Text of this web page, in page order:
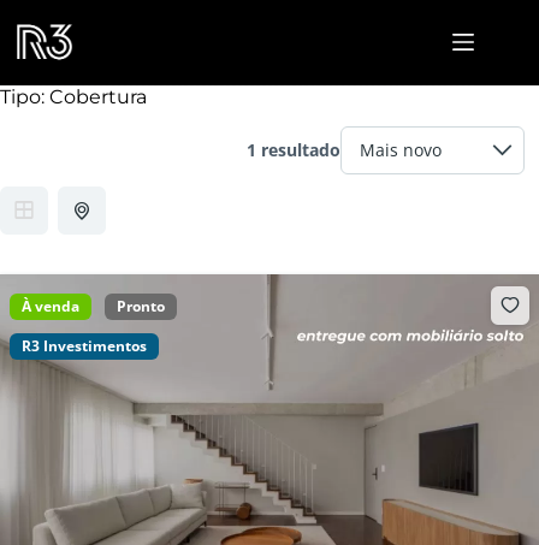
para
Tipo: Cobertura
1 resultado
À venda
Pronto
R3 Investimentos